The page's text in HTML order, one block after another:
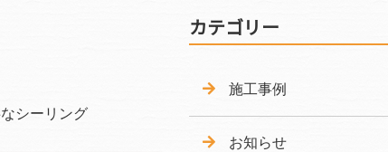
シーリング
カテゴリー
施工事例
お知らせ